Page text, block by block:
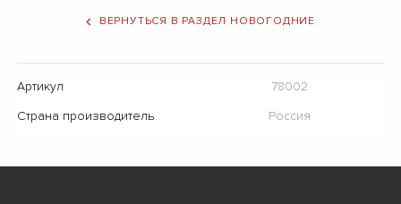
ВЕРНУТЬСЯ В РАЗДЕЛ НОВОГОДНИЕ
Артикул
78002
Страна производитель
Россия